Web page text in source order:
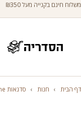
משלוח חינם בקנייה מעל ₪350
דף הבית › חנות › סדנאות Online